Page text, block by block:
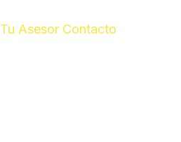
Tu Asesor Contacto